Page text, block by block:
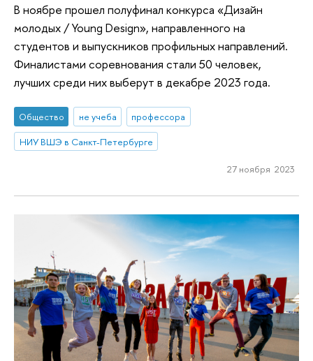
В ноябре прошел полуфинал конкурса «Дизайн
молодых / Young Design», направленного на
студентов и выпускников профильных направлений.
Финалистами соревнования стали 50 человек,
лучших среди них выберут в декабре 2023 года.
Общество не учеба
профессора
НИУ ВШЭ в Санкт-Петербурге
27 ноября 2023